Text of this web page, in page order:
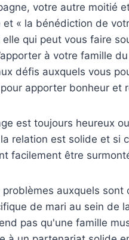
votre autre moitié
« la bénédiction de
qui peut vous faire
à votre famille
défis auxquels vous
apporter bonheur et
est toujours heureux ou
relation est solide et si
facilement être
auxquels sont
de mari au sein de
pas qu'une famille